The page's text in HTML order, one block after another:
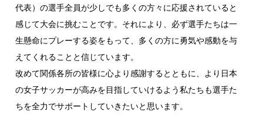
代表）の選手全員が少しでも多くの方々に応援されていると
感じて大会に挑むことです。それにより、必ず選手たちは一
生懸命にプレーする姿をもって、多くの方に勇気や感動を与
えてくれることと信じています。
改めて関係各所の皆様に心より感謝するとともに、より日本
の女子サッカーが高みを目指していけるよう私たちも選手た
ちを全力でサポートしていきたいと思います。